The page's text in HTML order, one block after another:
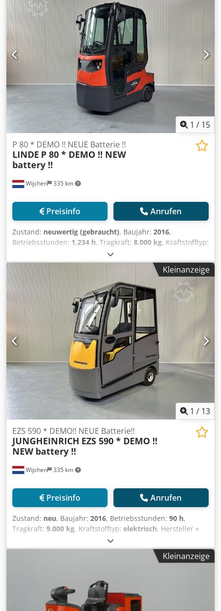
Codpfxjzq T Uyo Apvsrf Ausstattung: VOLLCABINE!!
Seitliches Schnellwechselsystem für die Batterie!!!
1 / 15
Wijchen 335 km
P 80 * DEMO !! NEUE Batterie !!
LINDE P 80 * DEMO !! NEW
battery !!
Preisinfo Anrufen
Zustand: neuwertig (gebraucht), Baujahr: 2016,
Betriebsstunden: 1.234 h, Tragkraft: 8.000 kg, Kraftstofftyp:
, Hersteller + Modell: LINDE P 80 (1191)
Schlepper ID: 24073.0301 Kat.: Demo Tragfähigkeit: 8000 kg
Baujahr: 2016 Csdpfxjzq T Utj Apverf Betriebsstunden:
1234 Stunden Batterie: KOMPLETT NEU * 48V / 375Ah * Bj.
2026 Ausstattung: VOLLKABINE!! HEIZUNG!! Zustand WIE
NEU
Kleinanzeige
1 / 13
Wijchen 335 km
EZS 590 * DEMO!! NEUE Batterie!!
JUNGHEINRICH EZS 590 * DEMO !!
NEW battery !!
Preisinfo Anrufen
Zustand: neu, Baujahr: 2016, Betriebsstunden: 90 h,
Tragkraft: 9.000 kg, Kraftstofftyp: elektrisch, Hersteller +
Modell: JUNGHEINRICH EZS 590 Schlepper ID:24062.0365
Kat.: Demo Tragfähigkeit: 9000 kg Baujahr: 2016
Betriebsstunden: 90 Kapazität: Komplett NEU * 48V /Kleinanzeige